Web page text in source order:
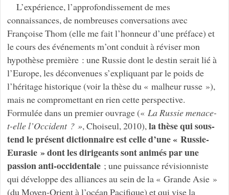
L’expérience, l’approfondissement de mes
connaissances, de nombreuses conversations avec
Françoise Thom (elle me fait l’honneur d’une préface) et
le cours des événements m’ont conduit à réviser mon
hypothèse première : une Russie dont le destin serait lié à
l’Europe, les déconvenues s’expliquant par le poids de
l’héritage historique (voir la thèse du « malheur russe »),
mais ne compromettant en rien cette perspective.
Formulée dans un premier ouvrage (« La Russie menace-
t-elle l’Occident ? », Choiseul, 2010),la thèse qui sous-
tend le présent dictionnaire est celle d’une « Russie-
Eurasie » dont les dirigeants sont animés par une
passion anti-occidentale; une puissance révisionniste
qui développe des alliances au sein de la « Grande Asie »
(du Moyen-Orient à l’océan Pacifique) et qui vise la